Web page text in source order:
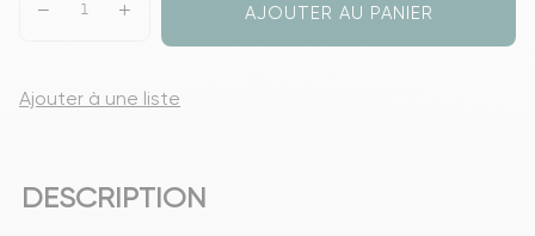
AJOUTER AU PANIER
Ajouter à une liste
DESCRIPTION